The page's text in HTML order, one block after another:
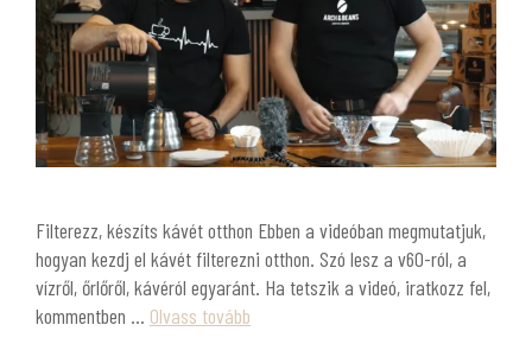
Filterezz, készíts kávét otthon Ebben a videóban megmutatjuk,
hogyan kezdj el kávét filterezni otthon. Szó lesz a v60-ról, a
vízről, őrlőről, kávéról egyaránt. Ha tetszik a videó, iratkozz fel,
kommentben … Olvass tovább